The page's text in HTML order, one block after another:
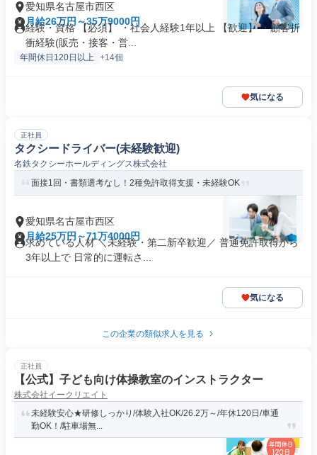
愛知県名古屋市西区
月給26万円～35万9000円
経験・資格 【必須】 ・社会人経験1年以上 【歓迎】 ・顧客折
衝経験(販売・接客・営...
年間休日120日以上 +14個
気になる
正社員
タクシードライバー(未経験歓迎)
名鉄タクシーホールディングス株式会社
面接1回・書類選考なし！2種免許取得支援・未経験OK
愛知県名古屋市西区
月給25万円～71万4000円
求めている人材 ＼未経験・第二新卒歓迎／ 普通免許取得から
3年以上で 日常的に運転さ...
気になる
この企業の類似求人を見る
正社員
【公式】子ども向け体操教室のインストラクター
株式会社イークリエイト
未経験安心★研修しっかり/体験入社OK/26.2万～/年休120日/車通
勤OK！/駐車場無...